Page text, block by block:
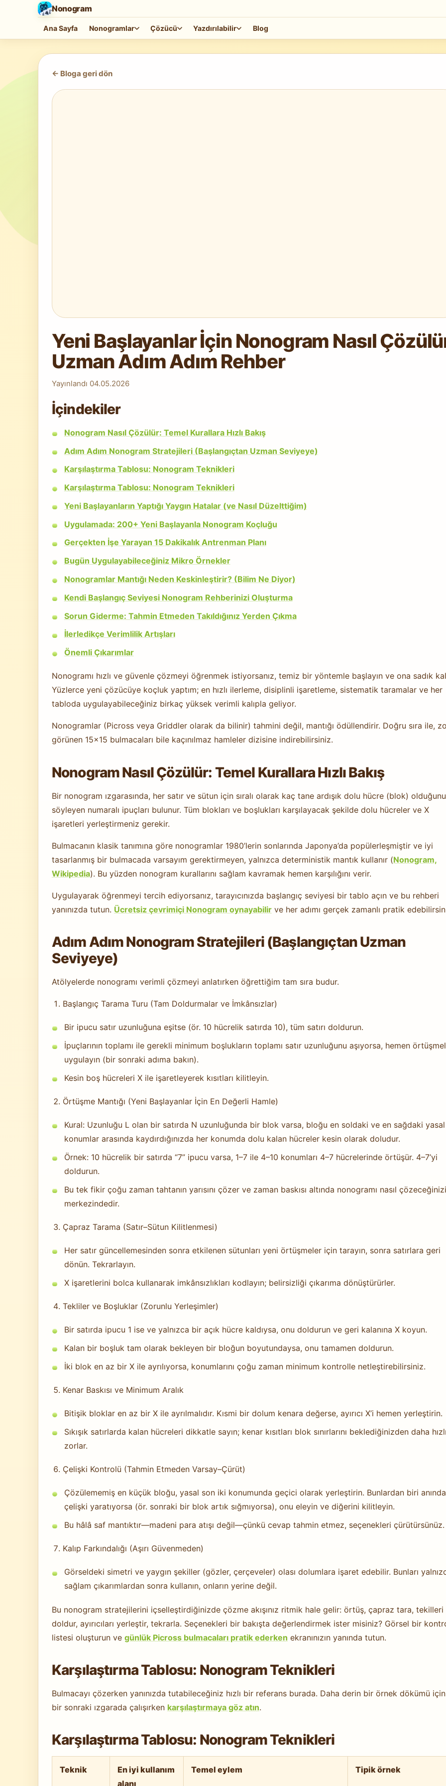
Nonogram
Ana Sayfa Nonogramlar Çözücü Yazdırılabilir Blog
<- Bloga geri dön
Yeni Başlayanlar İçin Nonogram Nasıl
Uzman Adım Adım Rehber
Yayınlandı 04.05.2026
İçindekiler
Nonogram Nasıl Çözülür: Temel Kurallara Hızlı Bakış
Adım Adım Nonogram Stratejileri (Başlangıçtan Uzman Seviyeye)
Karşılaştırma Tablosu: Nonogram Teknikleri
Karşılaştırma Tablosu: Nonogram Teknikleri
Yeni Başlayanların Yaptığı Yaygın Hatalar (ve Nasıl Düzelttiğim)
Uygulamada: 200+ Yeni Başlayanla Nonogram Koçluğu
Gerçekten İşe Yarayan 15 Dakikalık Antrenman Planı
Bugün Uygulayabileceğiniz Mikro Örnekler
Nonogramlar Mantığı Neden Keskinleştirir? (Bilim Ne Diyor)
Kendi Başlangıç Seviyesi Nonogram Rehberinizi Oluşturma
Sorun Giderme: Tahmin Etmeden Takıldığınız Yerden Çıkma
İlerledikçe Verimlilik Artışları
Önemli Çıkarımlar
Nonogramı hızlı ve güvenle çözmeyi öğrenmek istiyorsanız, temiz bir yöntemle başlayın ve ona sadık
Yüzlerce yeni çözücüye koçluk yaptım; en hızlı ilerleme, disiplinli işaretleme, sistematik taramalar ve her
tabloda uygulayabileceğiniz birkaç yüksek verimli kalıpla geliyor.
Nonogramlar (Picross veya Griddler olarak da bilinir) tahmini değil, mantığı ödüllendirir. Doğru sıra ile,
görünen 15×15 bulmacaları bile kaçınılmaz hamleler dizisine indirebilirsiniz.
Nonogram Nasıl Çözülür: Temel Kurallara Hızlı Bakış
Bir nonogram ızgarasında, her satır ve sütun için sıralı olarak kaç tane ardışık dolu hücre (blok) olduğunu
söyleyen numaralı ipuçları bulunur. Tüm blokları ve boşlukları karşılayacak şekilde dolu hücreler ve X
işaretleri yerleştirmeniz gerekir.
Bulmacanın klasik tanımına göre nonogramlar 1980’lerin sonlarında Japonya’da popülerleşmiştir ve iyi
tasarlanmış bir bulmacada varsayım gerektirmeyen, yalnızca deterministik mantık kullanır (Nonogram,
Wikipedia). Bu yüzden nonogram kurallarını sağlam kavramak hemen karşılığını verir.
Uygulayarak öğrenmeyi tercih ediyorsanız, tarayıcınızda başlangıç seviyesi bir tablo açın ve bu rehberi
yanınızda tutun. Ücretsiz çevrimiçi Nonogram oynayabilirve her adımı gerçek zamanlı pratik
Adım Adım Nonogram Stratejileri (Başlangıçtan Uzman
Seviyeye)
Atölyelerde nonogramı verimli çözmeyi anlatırken öğrettiğim tam sıra budur.
Başlangıç Tarama Turu (Tam Doldurmalar ve İmkânsızlar)
Bir ipucu satır uzunluğuna eşitse (ör. 10 hücrelik satırda 10), tüm satırı doldurun.
İpuçlarının toplamı ile gerekli minimum boşlukların toplamı satır uzunluğunu aşıyorsa, hemen
uygulayın (bir sonraki adıma bakın).
Kesin boş hücreleri X ile işaretleyerek kısıtları kilitleyin.
Örtüşme Mantığı (Yeni Başlayanlar İçin En Değerli Hamle)
Kural: Uzunluğu L olan bir satırda N uzunluğunda bir blok varsa, bloğu en soldaki ve en sağdaki yasal
konumlar arasında kaydırdığınızda her konumda dolu kalan hücreler kesin olarak doludur.
Örnek: 10 hücrelik bir satırda “7” ipucu varsa, 1–7 ile 4–10 konumları 4–7 hücrelerinde örtüşür. 4–7’yi
doldurun.
Bu tek fikir çoğu zaman tahtanın yarısını çözer ve zaman baskısı altında nonogramı nasıl
merkezindedir.
Çapraz Tarama (Satır–Sütun Kilitlenmesi)
Her satır güncellemesinden sonra etkilenen sütunları yeni örtüşmeler için tarayın, sonra satırlara geri
dönün. Tekrarlayın.
X işaretlerini bolca kullanarak imkânsızlıkları kodlayın; belirsizliği çıkarıma dönüştürürler.
Tekliler ve Boşluklar (Zorunlu Yerleşimler)
Bir satırda ipucu 1 ise ve yalnızca bir açık hücre kaldıysa, onu doldurun ve geri kalanına X koyun.
Kalan bir boşluk tam olarak bekleyen bir bloğun boyutundaysa, onu tamamen doldurun.
İki blok en az bir X ile ayrılıyorsa, konumlarını çoğu zaman minimum kontrolle netleştirebilirsiniz.
Kenar Baskısı ve Minimum Aralık
Bitişik bloklar en az bir X ile ayrılmalıdır. Kısmi bir dolum kenara değerse, ayırıcı X’i hemen yerleştirin.
Sıkışık satırlarda kalan hücreleri dikkatle sayın; kenar kısıtları blok sınırlarını beklediğinizden daha
zorlar.
Çelişki Kontrolü (Tahmin Etmeden Varsay–Çürüt)
Çözülememiş en küçük bloğu, yasal son iki konumunda geçici olarak yerleştirin. Bunlardan biri anında
çelişki yaratıyorsa (ör. sonraki bir blok artık sığmıyorsa), onu eleyin ve diğerini kilitleyin.
Bu hâlâ saf mantıktır—madeni para atışı değil—çünkü cevap tahmin etmez, seçenekleri çürütürsünüz.
Kalıp Farkındalığı (Aşırı Güvenmeden)
Görseldeki simetri ve yaygın şekiller (gözler, çerçeveler) olası dolumlara işaret edebilir. Bunları
sağlam çıkarımlardan sonra kullanın, onların yerine değil.
Bu nonogram stratejilerini içselleştirdiğinizde çözme akışınız ritmik hale gelir: örtüş, çapraz tara, tekilleri
doldur, ayırıcıları yerleştir, tekrarla. Seçenekleri bir bakışta değerlendirmek ister misiniz? Görsel bir
listesi oluşturun ve günlük Picross bulmacaları pratik ederken ekranınızın yanında tutun.
Karşılaştırma Tablosu: Nonogram Teknikleri
Bulmacayı çözerken yanınızda tutabileceğiniz hızlı bir referans burada. Daha derin bir örnek dökümü
bir sonraki ızgarada çalışırken karşılaştırmaya göz atın.
Karşılaştırma Tablosu: Nonogram Teknikleri
Teknik
En iyi kullanım
alanı
Temel eylem Tipik örnek